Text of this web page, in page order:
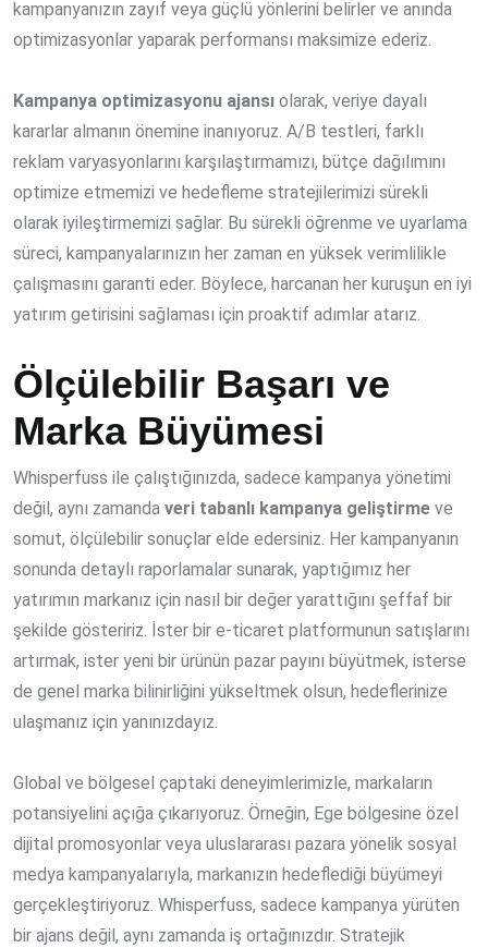
kampanyanızın zayıf veya güçlü yönlerini belirler ve anında
optimizasyonlar yaparak performansı maksimize ederiz.
Kampanya optimizasyonu ajansı olarak, veriye dayalı
kararlar almanın önemine inanıyoruz. A/B testleri, farklı
reklam varyasyonlarını karşılaştırmamızı, bütçe dağılımını
optimize etmemizi ve hedefleme stratejilerimizi sürekli
olarak iyileştirmemizi sağlar. Bu sürekli öğrenme ve uyarlama
süreci, kampanyalarınızın her zaman en yüksek verimlilikle
çalışmasını garanti eder. Böylece, harcanan her kuruşun en iyi
yatırım getirisini sağlaması için proaktif adımlar atarız.
Ölçülebilir Başarı ve
Marka Büyümesi
Whisperfuss ile çalıştığınızda, sadece kampanya yönetimi
değil, aynı zamanda veri tabanlı kampanya geliştirme ve
somut, ölçülebilir sonuçlar elde edersiniz. Her kampanyanın
sonunda detaylı raporlamalar sunarak, yaptığımız her
yatırımın markanız için nasıl bir değer yarattığını şeffaf bir
şekilde gösteririz. İster bir e-ticaret platformunun satışlarını
artırmak, ister yeni bir ürünün pazar payını büyütmek, isterse
de genel marka bilinirliğini yükseltmek olsun, hedeflerinize
ulaşmanız için yanınızdayız.
Global ve bölgesel çaptaki deneyimlerimizle, markaların
potansiyelini açığa çıkarıyoruz. Örneğin, Ege bölgesine özel
dijital promosyonlar veya uluslararası pazara yönelik sosyal
medya kampanyalarıyla, markanızın hedeflediği büyümeyi
gerçekleştiriyoruz. Whisperfuss, sadece kampanya yürüten
bir ajans değil, aynı zamanda iş ortağınızdır. Stratejik